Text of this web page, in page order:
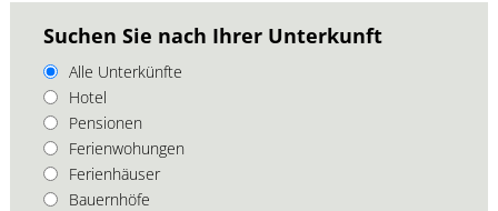
Suchen Sie nach Ihrer Unterkunft
Alle Unterkünfte
Hotel
Pensionen
Ferienwohungen
Ferienhäuser
Bauernhöfe